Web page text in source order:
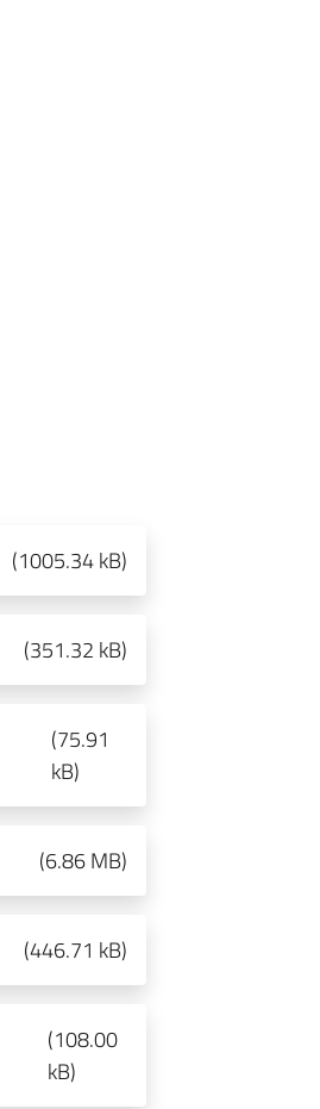
(1005.34 kB)
(351.32 kB)
(75.91
kB)
(6.86 MB)
(446.71 kB)
(108.00
kB)